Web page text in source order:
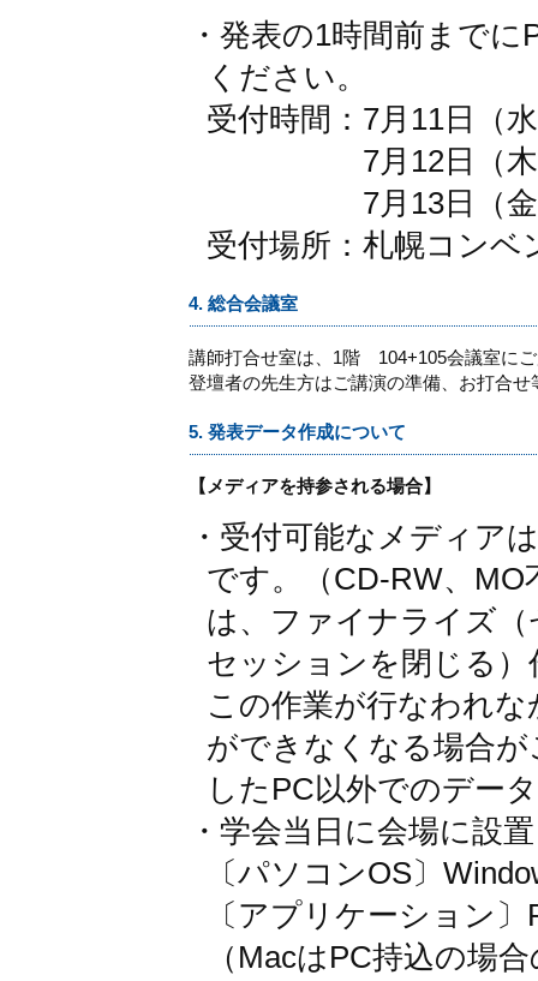
・発表の1時間前まで
ください。
受付時間：7月11日（
7月12日（木）8
7月13日（金）8
受付場所：札幌コン
4. 総合会議室
講師打合せ室は、1階 104+105会議室に
登壇者の先生方はご講演の準備、お打合
5. 発表データ作成について
【メディアを持参される場合】
・受付可能なメディア
です。（CD-RW、
は、ファイナライズ
セッションを閉じる
この作業が行なわれ
ができなくなる場合
したPC以外でのデー
・学会当日に会場に設
〔パソコンOS〕
〔アプリケーション
（MacはPC持込の場